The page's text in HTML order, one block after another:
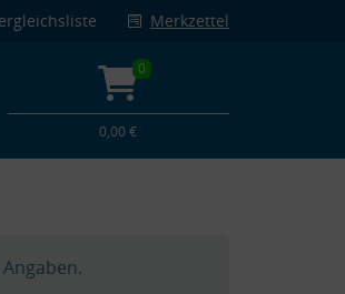
Merkzettel
0
0,00 €